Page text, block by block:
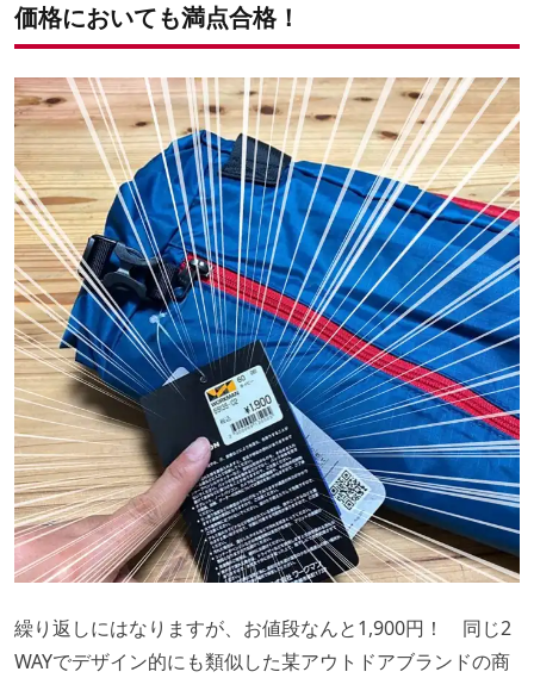
価格においても満点合格！
繰り返しにはなりますが、お値段なんと1,900円！ 同じ2
WAYでデザイン的にも類似した某アウトドアブランドの商